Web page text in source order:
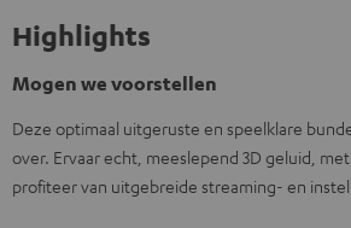
Highlights
Mogen we voorstellen
Deze optimaal uitgeruste en speelklare
over. Ervaar echt, meeslepend 3D geluid,
profiteer van uitgebreide streaming- en